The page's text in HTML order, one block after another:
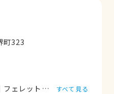
町323
フェレット うさぎ 鳥類
すべて見る